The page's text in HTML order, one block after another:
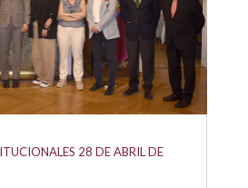
28 DE ABRIL DE